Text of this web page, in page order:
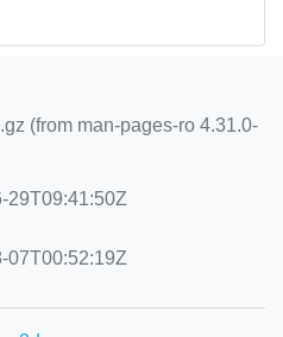
(from man-pages-ro 4.31.0-
29T09:41:50Z
07T00:52:19Z